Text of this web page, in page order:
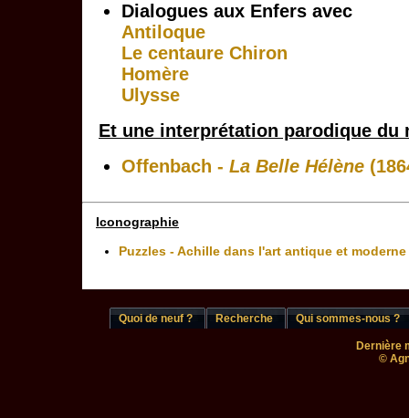
Dialogues aux Enfers avec
Antiloque
Le centaure Chiron
Homère
Ulysse
Et une interprétation parodique du
Offenbach - La Belle Hélène
Iconographie
Puzzles - Achille dans l'art antique et moderne
Quoi de neuf ? Recherche Qui sommes-nous ?
Dernière
©